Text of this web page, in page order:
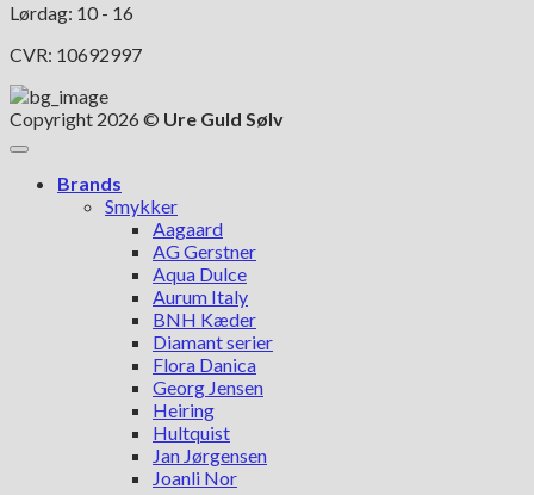
Lørdag: 10 - 16
CVR: 10692997
Copyright 2026 © Ure Guld Sølv
Brands
Smykker
Aagaard
AG Gerstner
Aqua Dulce
Aurum Italy
BNH Kæder
Diamant serier
Flora Danica
Georg Jensen
Heiring
Hultquist
Jan Jørgensen
Joanli Nor